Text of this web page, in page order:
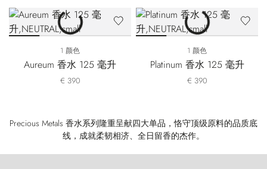
1 颜色
Aureum 香水 125 毫升
€ 390
1 颜色
Platinum 香水 125 毫升
€ 390
Precious Metals 香水系列隆重呈献四大单品，恪守顶级原料的品质底
线，成就柔韧相济、全日留香的杰作。